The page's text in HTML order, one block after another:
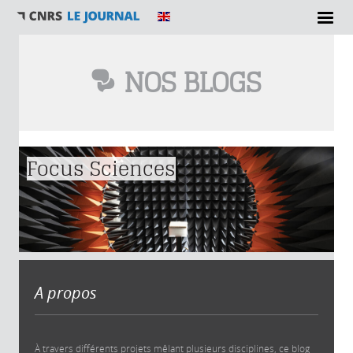
NOS BLOGS
Vous êtes ici
Focus Sciences
A propos
À travers différents projets mêlant plusieurs disciplines, ce blog